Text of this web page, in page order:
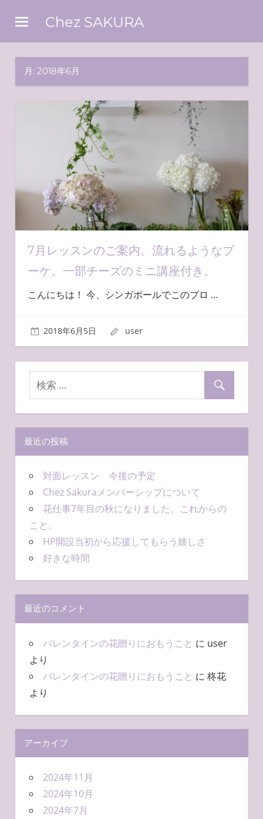
テ
Chez SAKURA
イ
さ
ん
月: 2018年6月
7月レッスンのご案内。流れるようなブ
ーケ。一部チーズのミニ講座付き。
こんにちは！ 今、シンガポールでこのブロ …
2018年6月5日 user
最近の投稿
対面レッスン 今後の予定
Chez Sakuraメンバーシップについて
花仕事7年目の秋になりました。これからの
こと。
HP開設当初から応援してもらう嬉しさ
好きな時間
最近のコメント
バレンタインの花贈りにおもうこと に user
より
バレンタインの花贈りにおもうこと に 柊花
より
アーカイブ
2024年11月
2024年10月
2024年7月